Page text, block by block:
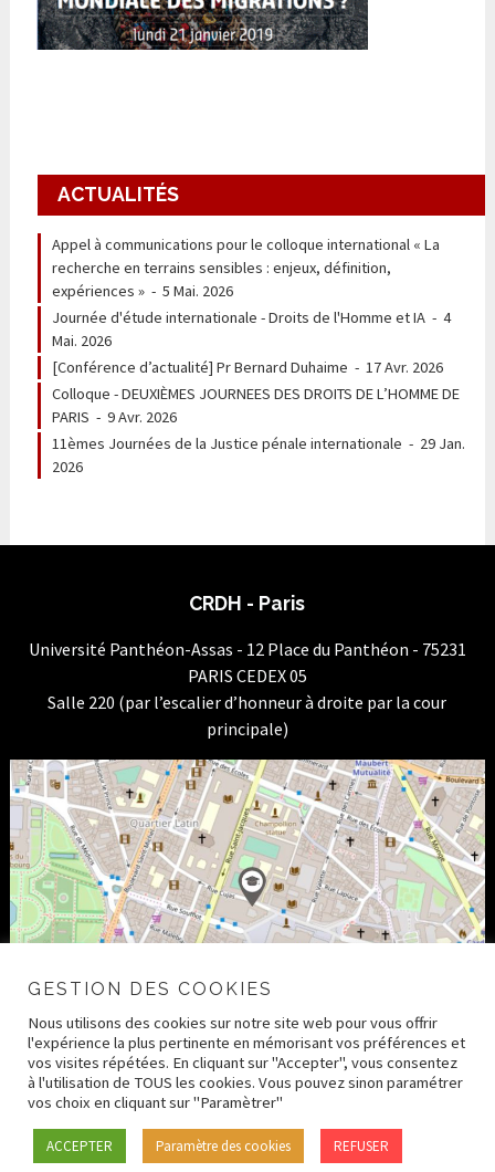
ACTUALITÉS
Appel à communications pour le colloque international « La
recherche en terrains sensibles : enjeux, définition,
expériences »- 5 Mai. 2026
Journée d'étude internationale - Droits de l'Homme et IA- 4
Mai. 2026
[Conférence d’actualité] Pr Bernard Duhaime - 17 Avr. 2026
Colloque - DEUXIÈMES JOURNEES DES DROITS DE L’HOMME DE
PARIS - 9 Avr. 2026
11èmes Journées de la Justice pénale internationale - 29 Jan.
2026
CRDH - Paris
Université Panthéon-Assas - 12 Place du Panthéon - 75231
PARIS CEDEX 05
Salle 220 (par l’escalier d’honneur à droite par la cour
principale)
© 2026 CRDH – Paris Human Rights Center –Mentions
légales
–Crédits–Politique de confidentialité
GESTION DES COOKIES
Nous utilisons des cookies sur notre site web pour vous offrir
l'expérience la plus pertinente en mémorisant vos préférences et
vos visites répétées. En cliquant sur "Accepter", vous consentez
à l'utilisation de TOUS les cookies. Vous pouvez sinon paramétrer
vos choix en cliquant sur "Paramètrer"
ACCEPTER Paramètre des cookies REFUSER